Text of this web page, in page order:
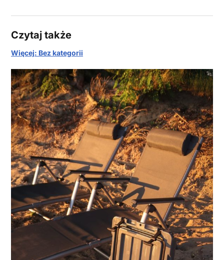
Czytaj także
Więcej: Bez kategorii